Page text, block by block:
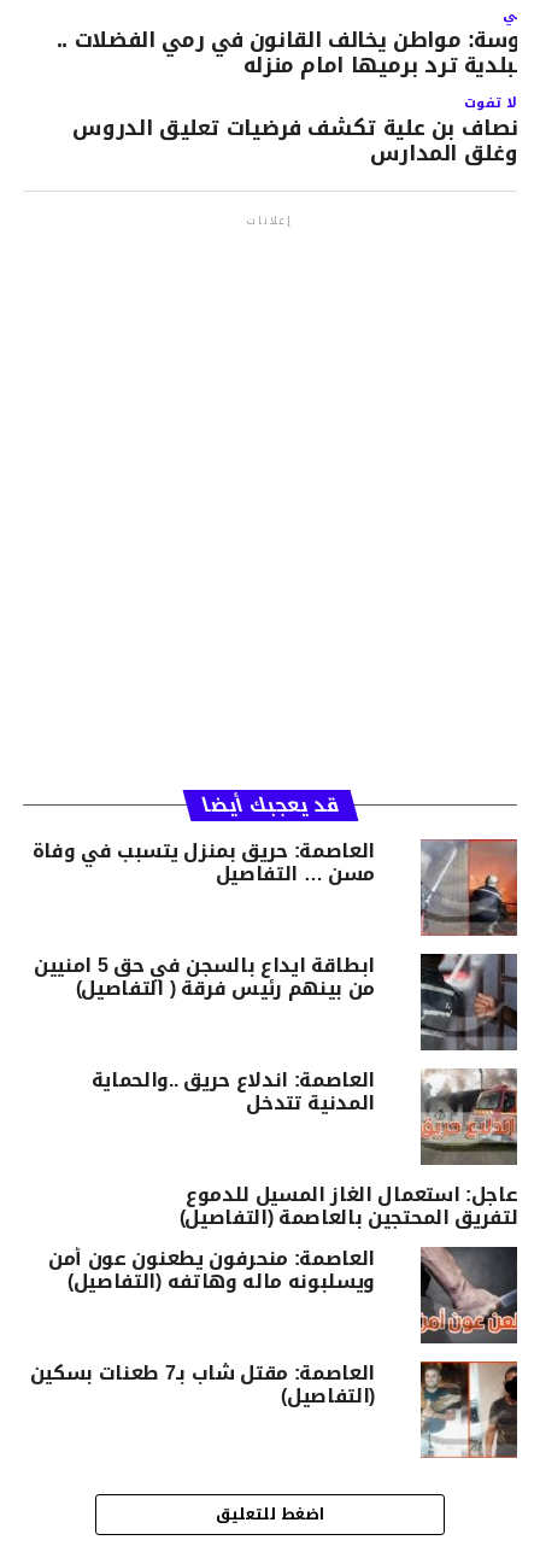
مواطن يخالف القانون في رمي الفضلات ..
ترد برميها امام منزله
لا تفوت
نصاف بن علية تكشف فرضيات تعليق الدروس
وغلق المدارس
إعلانات
قد يعجبك أيضا
العاصمة: حريق بمنزل يتسبب في وفاة
مسن … التفاصيل
ابطاقة ايداع بالسجن في حق 5 امنيين
من بينهم رئيس فرقة ( التفاصيل)
العاصمة: اندلاع حريق ..والحماية
المدنية تتدخل
عاجل: استعمال الغاز المسيل للدموع
لتفريق المحتجين بالعاصمة (التفاصيل)
العاصمة: منحرفون يطعنون عون أمن
ويسلبونه ماله وهاتفه (التفاصيل)
العاصمة: مقتل شاب بـ7 طعنات بسكين
(التفاصيل)
اضغط للتعليق